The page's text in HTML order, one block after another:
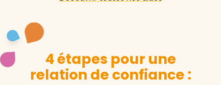
4 étapes pour une
relation de confiance :